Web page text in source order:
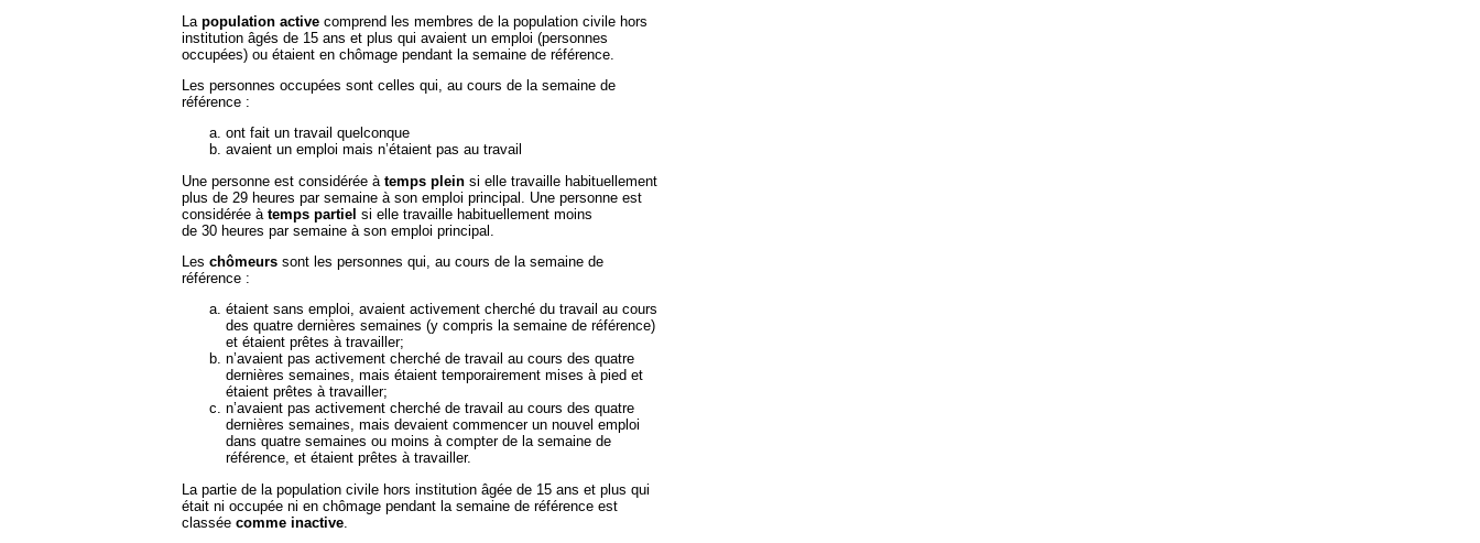
La population active comprend les membres de la population civile hors
institution âgés de 15 ans et plus qui avaient un emploi (personnes
occupées) ou étaient en chômage pendant la semaine de référence.
Les personnes occupées sont celles qui, au cours de la semaine de
référence :
ont fait un travail quelconque
avaient un emploi mais n’étaient pas au travail
Une personne est considérée à temps plein si elle travaille habituellement
plus de 29 heures par semaine à son emploi principal. Une personne est
considérée à temps partiel si elle travaille habituellement moins
de 30 heures par semaine à son emploi principal.
Les chômeurs sont les personnes qui, au cours de la semaine de
référence :
étaient sans emploi, avaient activement cherché du travail au cours
des quatre dernières semaines (y compris la semaine de référence)
et étaient prêtes à travailler;
n’avaient pas activement cherché de travail au cours des quatre
dernières semaines, mais étaient temporairement mises à pied et
étaient prêtes à travailler;
n’avaient pas activement cherché de travail au cours des quatre
dernières semaines, mais devaient commencer un nouvel emploi
dans quatre semaines ou moins à compter de la semaine de
référence, et étaient prêtes à travailler.
La partie de la population civile hors institution âgée de 15 ans et plus qui
était ni occupée ni en chômage pendant la semaine de référence est
classée comme inactive